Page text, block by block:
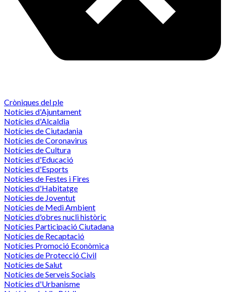
Cròniques del ple
Notícies d'Ajuntament
Notícies d'Alcaldia
Notícies de Ciutadania
Notícies de Coronavirus
Notícies de Cultura
Notícies d'Educació
Notícies d'Esports
Notícies de Festes i Fires
Notícies d'Habitatge
Notícies de Joventut
Notícies de Medi Ambient
Notícies d'obres nucli històric
Notícies Participació Ciutadana
Notícies de Recaptació
Notícies Promoció Econòmica
Notícies de Protecció Civil
Notícies de Salut
Notícies de Serveis Socials
Notícies d'Urbanisme